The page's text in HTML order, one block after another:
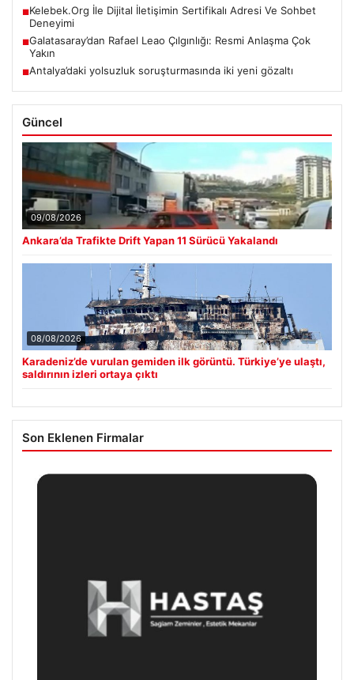
■Kelebek.Org İle Dijital İletişimin Sertifikalı Adresi Ve Sohbet
Deneyimi
■Galatasaray’dan Rafael Leao Çılgınlığı: Resmi Anlaşma Çok
Yakın
■Antalya’daki yolsuzluk soruşturmasında iki yeni gözaltı
Güncel
09/08/2026
Ankara’da Trafikte Drift Yapan 11 Sürücü Yakalandı
08/08/2026
Karadeniz’de vurulan gemiden ilk görüntü. Türkiye’ye ulaştı,
saldırının izleri ortaya çıktı
Son Eklenen Firmalar